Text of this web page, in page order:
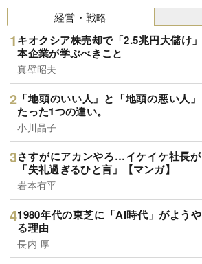
経営・戦略
キオクシア株売却で「2.5兆円大儲け
本企業が学ぶべきこと
真壁昭夫
「地頭のいい人」と「地頭の悪い人
たった1つの違い。
小川晶子
さすがにアカンやろ…イケイケ社長
「失礼過ぎるひと言」【マンガ】
岩本有平
1980年代の東芝に「AI時代」がよう
る理由
長内 厚